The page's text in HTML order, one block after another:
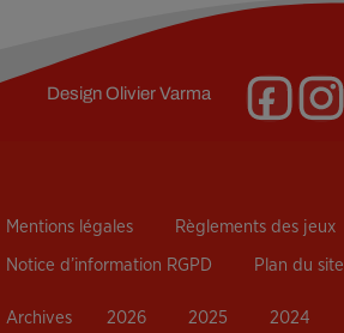
DesignOlivier Varma
Mentions légales Règlements des jeux
Notice d’information RGPD Plan du site
Archives 2026 2025 2024